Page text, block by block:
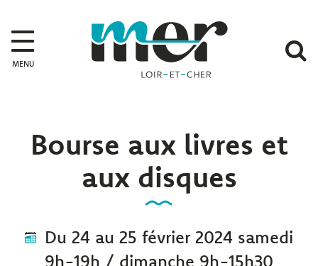
MENU
Bourse aux livres et
aux disques
Du 24 au 25 février 2024 samedi
9h-19h / dimanche 9h-15h30